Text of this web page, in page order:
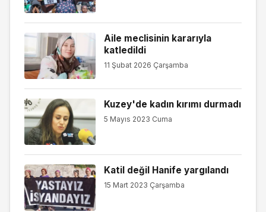
Aile meclisinin kararıyla
katledildi
11 Şubat 2026 Çarşamba
Kuzey'de kadın kırımı durmadı
5 Mayıs 2023 Cuma
Katil değil Hanife yargılandı
15 Mart 2023 Çarşamba